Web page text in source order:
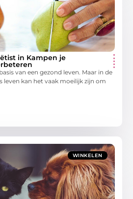
in Kampen je
van een gezond leven. Maar in de
leven kan het vaak moeilijk zijn om
WINKELEN